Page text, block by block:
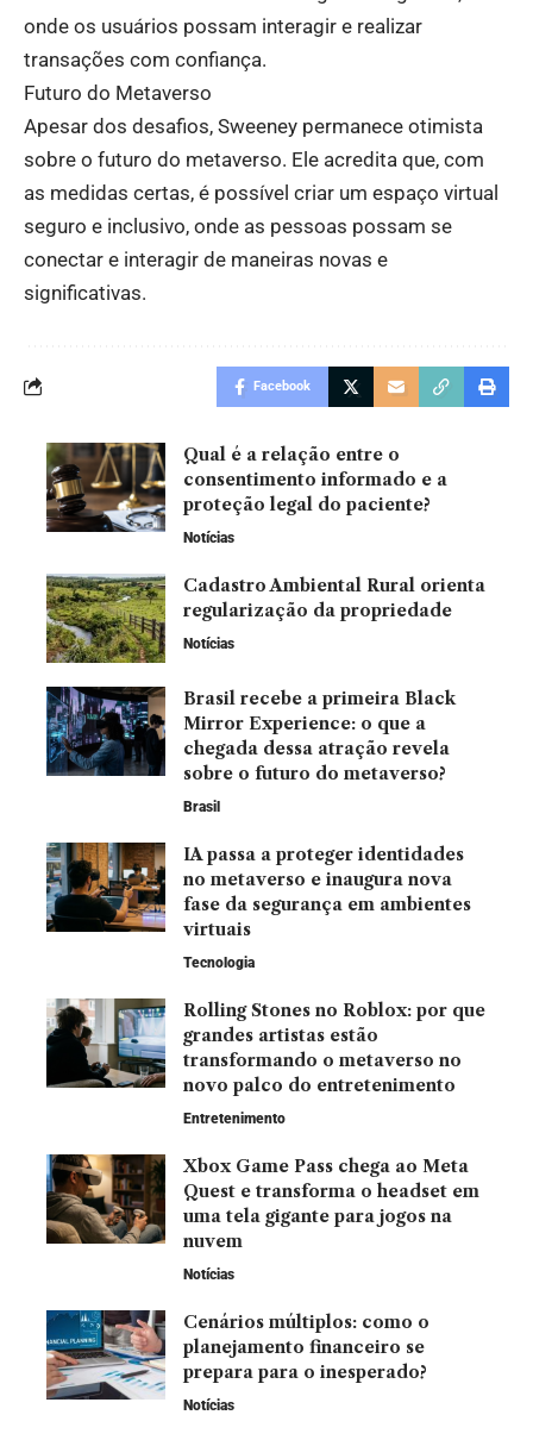
onde os usuários possam interagir e realizar
transações com confiança.
Futuro do Metaverso
Apesar dos desafios, Sweeney permanece otimista
sobre o futuro do metaverso. Ele acredita que, com
as medidas certas, é possível criar um espaço virtual
seguro e inclusivo, onde as pessoas possam se
conectar e interagir de maneiras novas e
significativas.
Facebook
Qual é a relação entre o
consentimento informado e a
proteção legal do paciente?
Notícias
Cadastro Ambiental Rural orienta
regularização da propriedade
Notícias
Brasil recebe a primeira Black
Mirror Experience: o que a
chegada dessa atração revela
sobre o futuro do metaverso?
Brasil
IA passa a proteger identidades
no metaverso e inaugura nova
fase da segurança em ambientes
virtuais
Tecnologia
Rolling Stones no Roblox: por que
grandes artistas estão
transformando o metaverso no
novo palco do entretenimento
Entretenimento
Xbox Game Pass chega ao Meta
Quest e transforma o headset em
uma tela gigante para jogos na
nuvem
Notícias
Cenários múltiplos: como o
planejamento financeiro se
prepara para o inesperado?
Notícias